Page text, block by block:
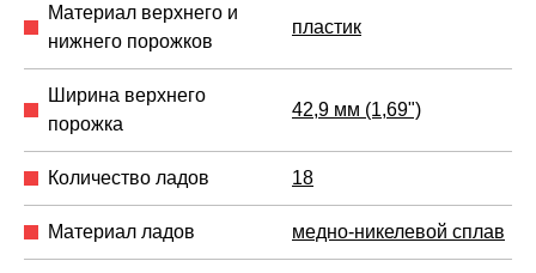
Материал верхнего и
нижнего порожков
пластик
Ширина верхнего
порожка
42,9 мм (1,69")
Количество ладов 18
Материал ладов медно-никелевой сплав